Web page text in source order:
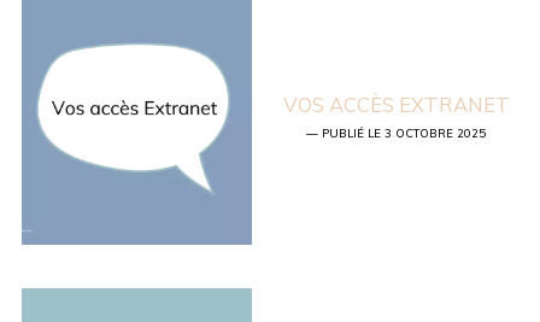
VOS ACCÈS EXTRANET
— PUBLIÉ LE 3 OCTOBRE 2025